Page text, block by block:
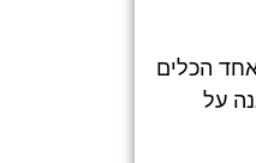
הכלים
על